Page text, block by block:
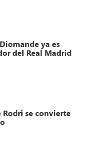
ya es
del Real Madrid
Rodri se convierte